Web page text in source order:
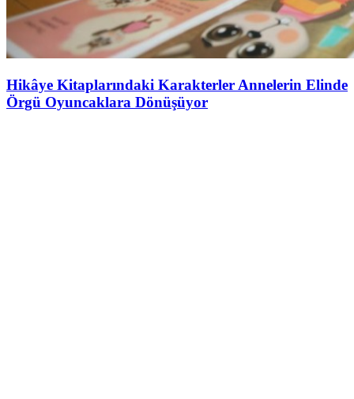
Hikâye Kitaplarındaki Karakterler Annelerin Elinde
Örgü Oyuncaklara Dönüşüyor